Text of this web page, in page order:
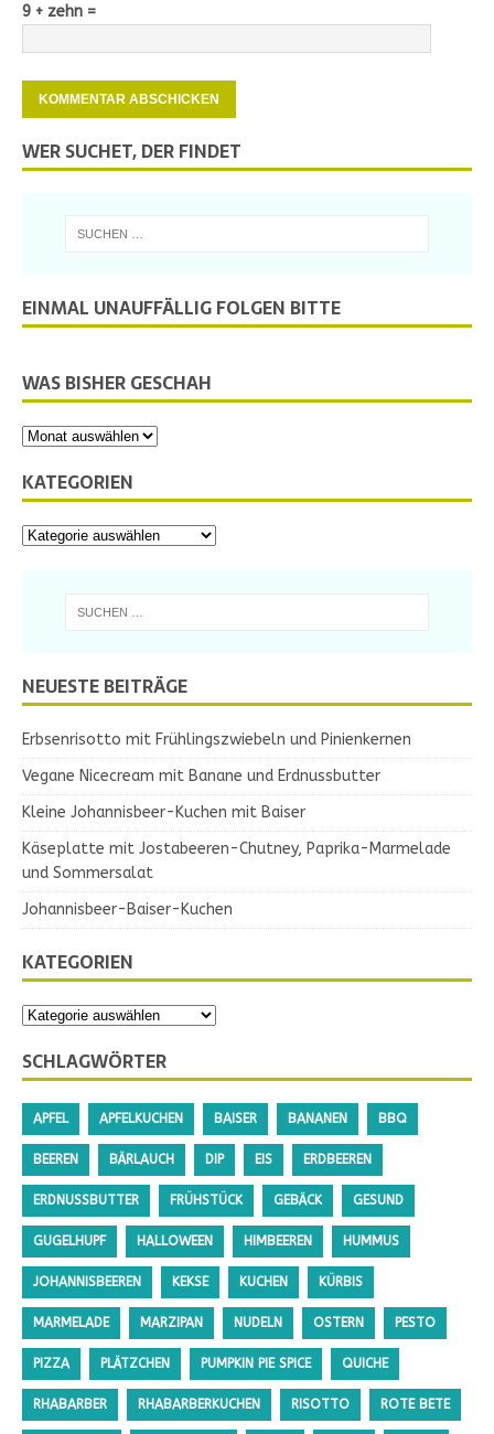
9 + zehn =
WER SUCHET, DER FINDET
EINMAL UNAUFFÄLLIG FOLGEN BITTE
WAS BISHER GESCHAH
KATEGORIEN
NEUESTE BEITRÄGE
Erbsenrisotto mit Frühlingszwiebeln und Pinienkernen
Vegane Nicecream mit Banane und Erdnussbutter
Kleine Johannisbeer-Kuchen mit Baiser
Käseplatte mit Jostabeeren-Chutney, Paprika-Marmelade
und Sommersalat
Johannisbeer-Baiser-Kuchen
KATEGORIEN
SCHLAGWÖRTER
APFEL APFELKUCHEN BAISER BANANEN BBQ
BEEREN BÄRLAUCH DIP EIS ERDBEEREN
ERDNUSSBUTTER FRÜHSTÜCK GEBÄCK GESUND
GUGELHUPF HALLOWEEN HIMBEEREN HUMMUS
JOHANNISBEEREN KEKSE KUCHEN KÜRBIS
MARMELADE MARZIPAN NUDELN OSTERN PESTO
PIZZA PLÄTZCHEN PUMPKIN PIE SPICE QUICHE
RHABARBER RHABARBERKUCHEN RISOTTO ROTE BETE